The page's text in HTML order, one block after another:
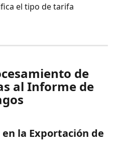
el tipo de tarifa
de
al Informe de
la Exportación de